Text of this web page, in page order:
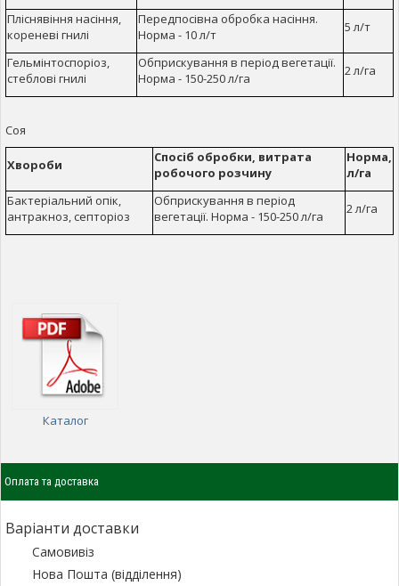
Пліснявіння насіння,
кореневі гнилі
Передпосівна обробка насіння.
Норма - 10 л/т
5 л/т
Гельмінтоспоріоз,
стеблові гнилі
Обприскування в період вегетації.
Норма - 150-250 л/га
2 л/га
Соя
Хвороби
Спосіб обробки, витрата
робочого розчину
Норма,
л/га
Бактеріальний опік,
антракноз, септоріоз
Обприскування в період
вегетації. Норма - 150-250 л/га
2 л/га
Каталог
Оплата та доставка
Варіанти доставки
Самовивіз
Нова Пошта (відділення)